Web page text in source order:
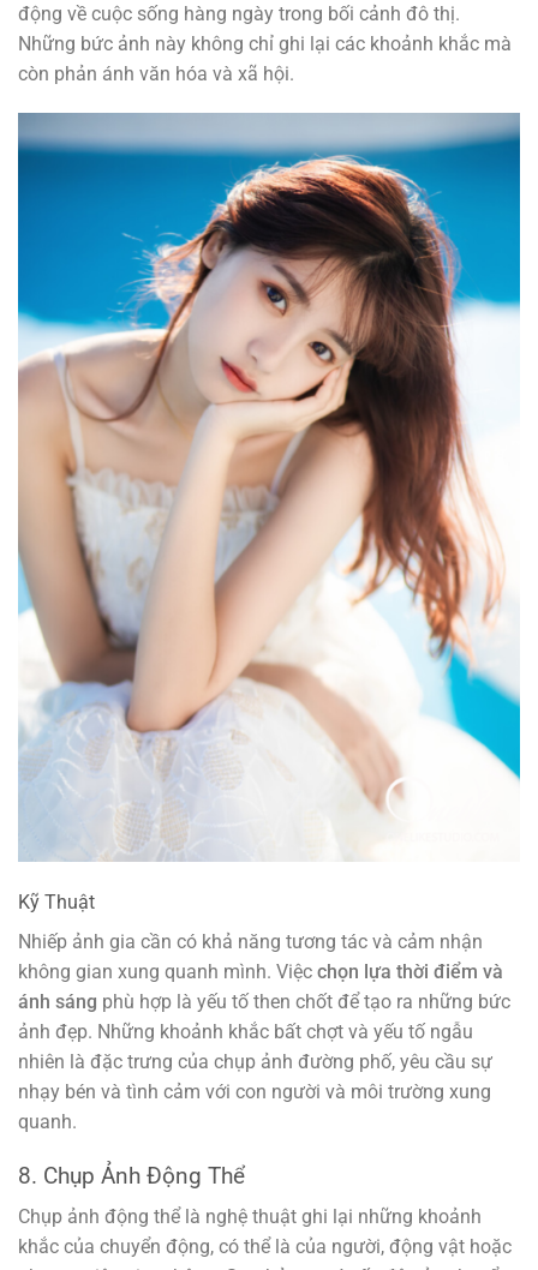
động về cuộc sống hàng ngày trong bối cảnh đô thị.
Những bức ảnh này không chỉ ghi lại các khoảnh khắc mà
còn phản ánh văn hóa và xã hội.
Kỹ Thuật
Nhiếp ảnh gia cần có khả năng tương tác và cảm nhận
không gian xung quanh mình. Việc chọn lựa thời điểm và
ánh sáng phù hợp là yếu tố then chốt để tạo ra những bức
ảnh đẹp. Những khoảnh khắc bất chợt và yếu tố ngẫu
nhiên là đặc trưng của chụp ảnh đường phố, yêu cầu sự
nhạy bén và tình cảm với con người và môi trường xung
quanh.
8. Chụp Ảnh Động Thể
Chụp ảnh động thể là nghệ thuật ghi lại những khoảnh
khắc của chuyển động, có thể là của người, động vật hoặc